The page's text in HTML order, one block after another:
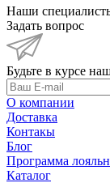
Наши
Задать вопрос
Будьте в курсе
О компании
Доставка
Контакы
Блог
Программа
Каталог